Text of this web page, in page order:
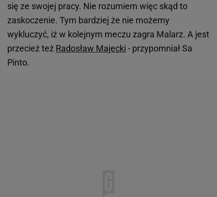
się ze swojej pracy. Nie rozumiem więc skąd to
zaskoczenie. Tym bardziej że nie możemy
wykluczyć, iż w kolejnym meczu zagra Malarz. A jest
przecież też Radosław Majecki - przypomniał Sa
Pinto.